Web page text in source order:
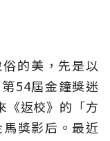
的美，先是以
54屆金鐘獎迷
《返校》的「方
獎影后。最近